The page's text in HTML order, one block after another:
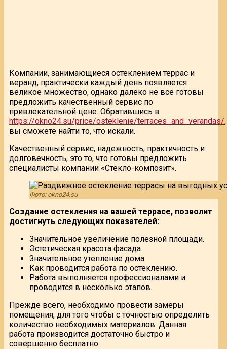
Компании, занимающиеся остеклением террас и
веранд, практически каждый день появляется
великое множество, однако далеко не все готовы
предложить качественный сервис по
привлекательной цене. Обратившись в
https://okno24.su/price/osteklenie/terraces_and_verandas/,
вы сможете найти то, что искали.
Качественный сервис, надежность, практичность и
долговечность, это то, что готовы предложить
специалисты компании «Стекло-композит».
Фото: okno24.su
Создание остекления на вашей террасе, позволит
достигнуть следующих показателей:
Значительное увеличение полезной площади.
Эстетическая красота фасада.
Значительное утепление дома.
Как проводится работа по остеклению.
Работа выполняется профессионалами и
проводится в несколько этапов.
Прежде всего, необходимо провести замеры
помещения, для того чтобы с точностью определить
количество необходимых материалов. Данная
работа производится достаточно быстро и
совершенно бесплатно.